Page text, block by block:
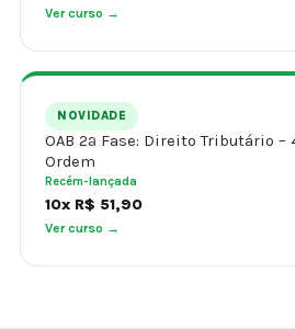
Ver curso →
NOVIDADE
OAB 2ª Fase: Direito Tributário –
Ordem
Recém-lançada
10x R$ 51,90
Ver curso →